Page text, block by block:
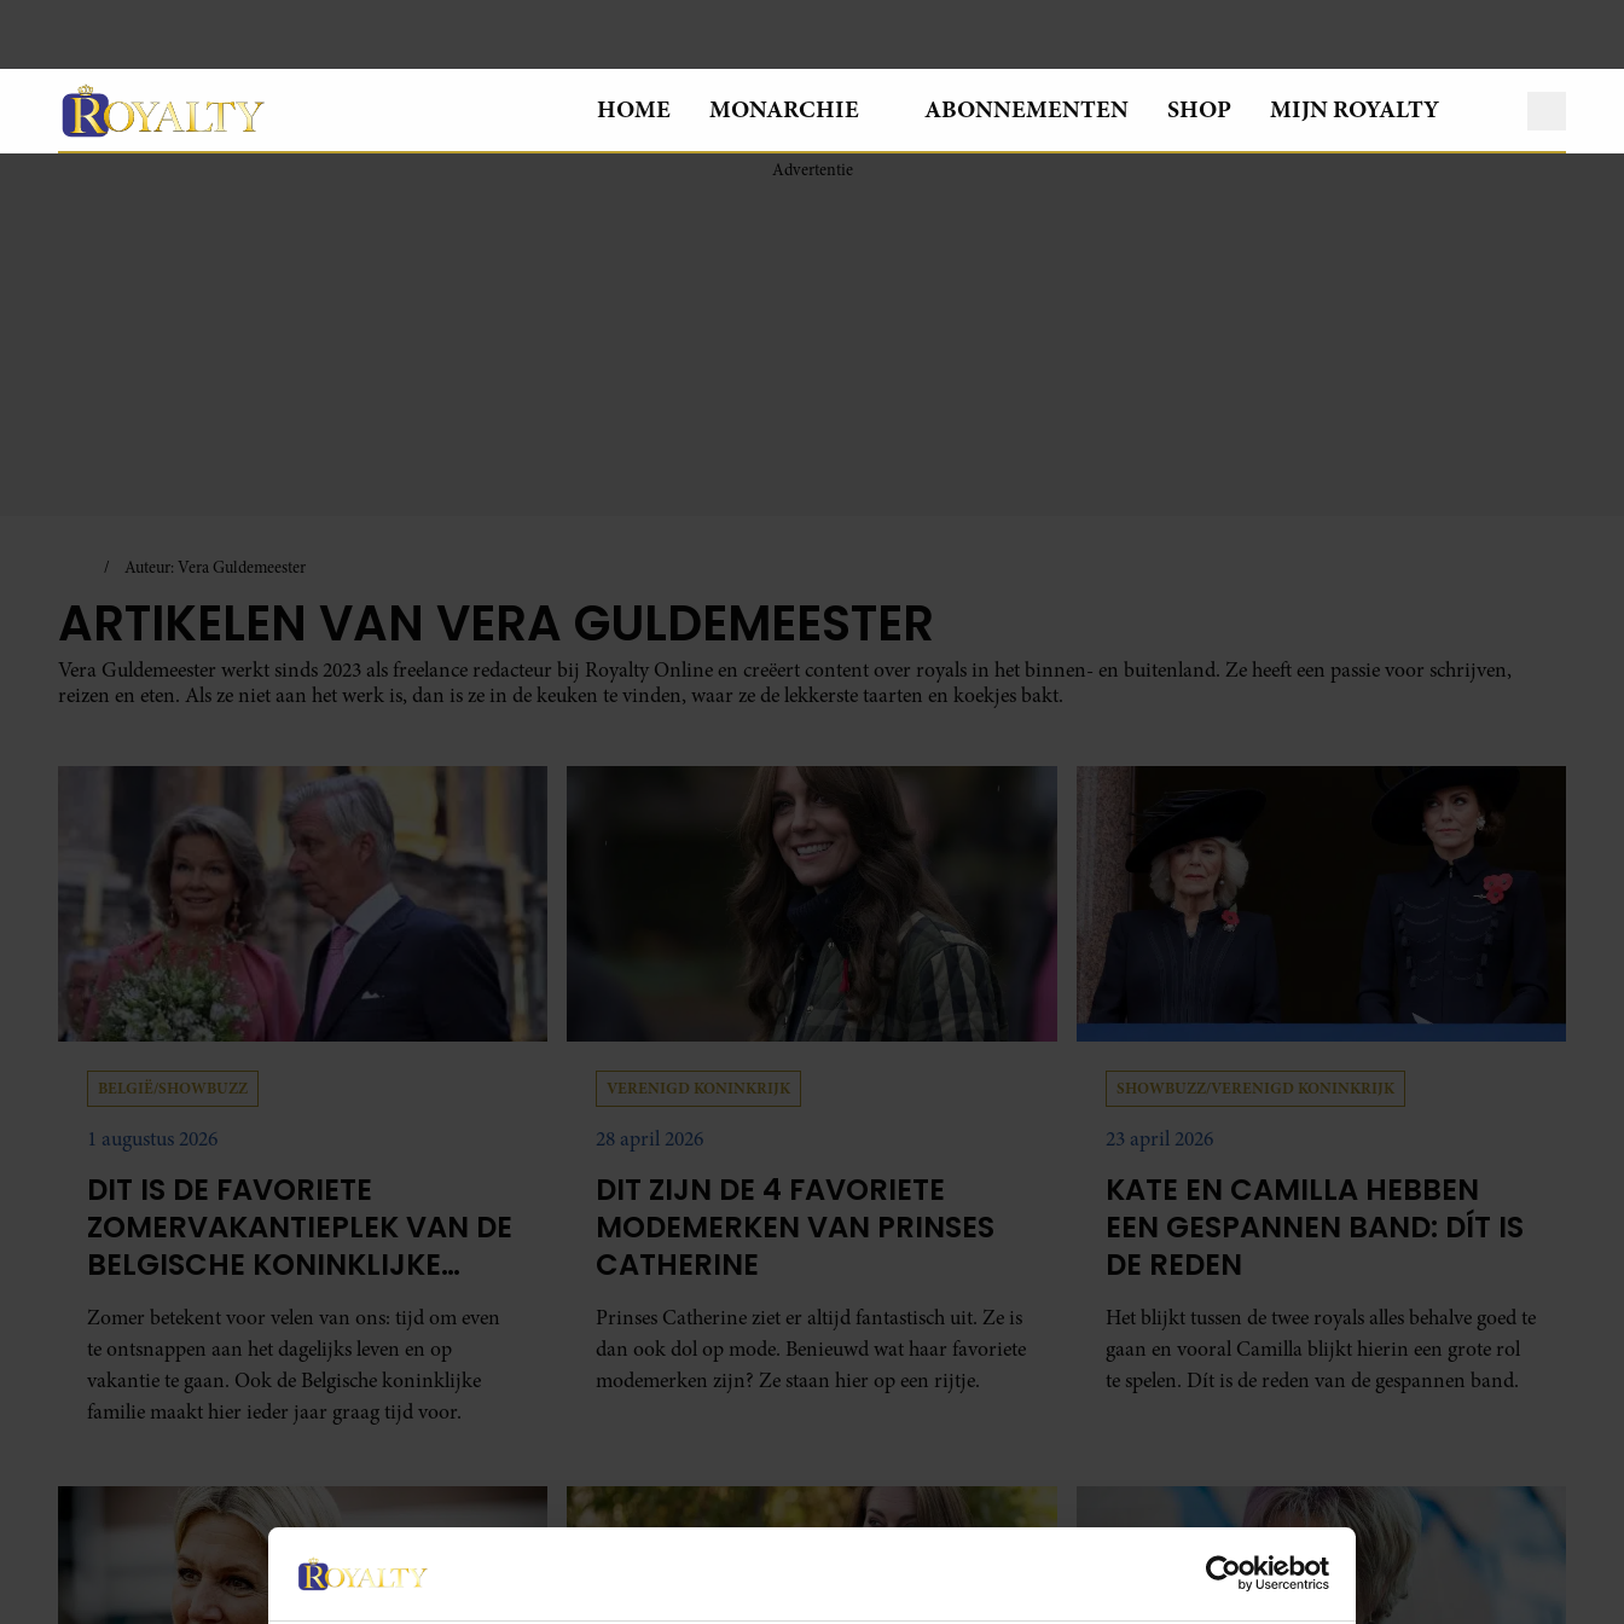
HOME MONARCHIE ABONNEMENTEN SHOP MIJN ROYALTY
Auteur: Vera Guldemeester
ARTIKELEN VAN VERA GULDEMEESTER
Vera Guldemeester werkt sinds 2023 als freelance redacteur bij Royalty Online en creëert content over royals in het binnen- en buitenland. Ze heeft een passie voor schrijven,
reizen en eten. Als ze niet aan het werk is, dan is ze in de keuken te vinden, waar ze de lekkerste taarten en koekjes bakt.
BELGIË/SHOWBUZZ
1 augustus 2026
DIT IS DE FAVORIETE
ZOMERVAKANTIEPLEK VAN DE
BELGISCHE KONINKLIJKE
FAMILIE
Zomer betekent voor velen van ons: tijd om even
te ontsnappen aan het dagelijks leven en op
vakantie te gaan. Ook de Belgische koninklijke
familie maakt hier ieder jaar graag tijd voor.
VERENIGD KONINKRIJK
28 april 2026
DIT ZIJN DE 4 FAVORIETE
MODEMERKEN VAN PRINSES
CATHERINE
Prinses Catherine ziet er altijd fantastisch uit. Ze is
dan ook dol op mode. Benieuwd wat haar favoriete
modemerken zijn? Ze staan hier op een rijtje.
SHOWBUZZ/VERENIGD KONINKRIJK
23 april 2026
KATE EN CAMILLA HEBBEN
EEN GESPANNEN BAND: DÍT IS
DE REDEN
Het blijkt tussen de twee royals alles behalve goed te
gaan en vooral Camilla blijkt hierin een grote rol
te spelen. Dít is de reden van de gespannen band.